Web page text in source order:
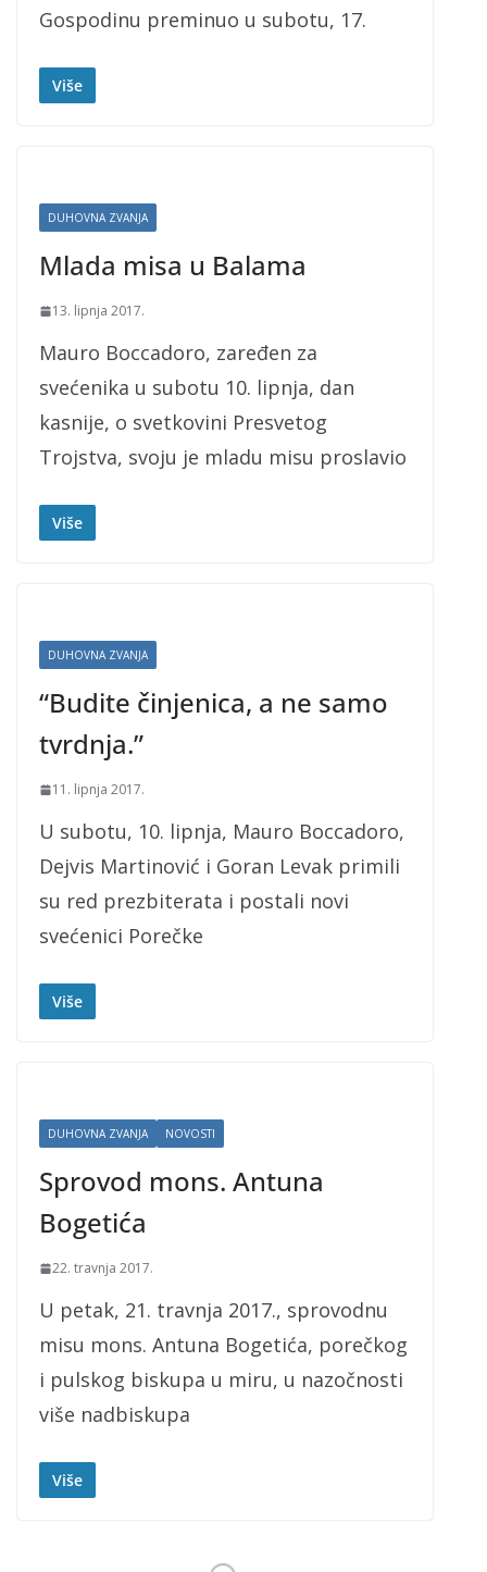
Gospodinu preminuo u subotu, 17.
Više
DUHOVNA ZVANJA
Mlada misa u Balama
13. lipnja 2017.
Mauro Boccadoro, zaređen za
svećenika u subotu 10. lipnja, dan
kasnije, o svetkovini Presvetog
Trojstva, svoju je mladu misu proslavio
Više
DUHOVNA ZVANJA
“Budite činjenica, a ne samo
tvrdnja.”
11. lipnja 2017.
U subotu, 10. lipnja, Mauro Boccadoro,
Dejvis Martinović i Goran Levak primili
su red prezbiterata i postali novi
svećenici Porečke
Više
DUHOVNA ZVANJA NOVOSTI
Sprovod mons. Antuna
Bogetića
22. travnja 2017.
U petak, 21. travnja 2017., sprovodnu
misu mons. Antuna Bogetića, porečkog
i pulskog biskupa u miru, u nazočnosti
više nadbiskupa
Više